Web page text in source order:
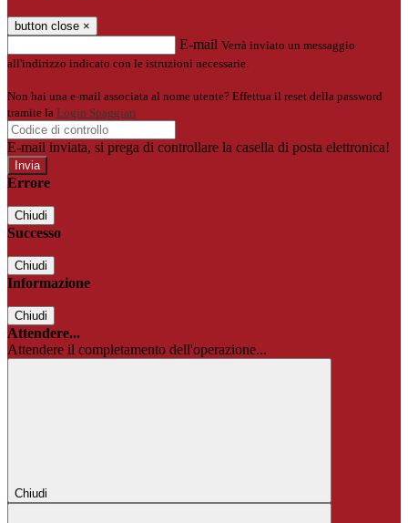
button close ×
E-mail Verrà inviato un messaggio
all'indirizzo indicato con le istruzioni necessarie.
Non hai una e-mail associata al nome utente? Effettua il reset della password
tramite la Login Spaggiari
E-mail inviata, si prega di controllare la casella di posta elettronica!
Errore
Chiudi
Successo
Chiudi
Informazione
Chiudi
Attendere...
Attendere il completamento dell'operazione...
Chiudi